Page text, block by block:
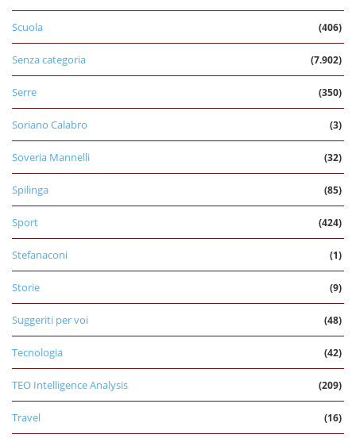
Scuola (406)
Senza categoria (7.902)
Serre (350)
Soriano Calabro (3)
Soveria Mannelli (32)
Spilinga (85)
Sport (424)
Stefanaconi (1)
Storie (9)
Suggeriti per voi (48)
Tecnologia (42)
TEO Intelligence Analysis (209)
Travel (16)